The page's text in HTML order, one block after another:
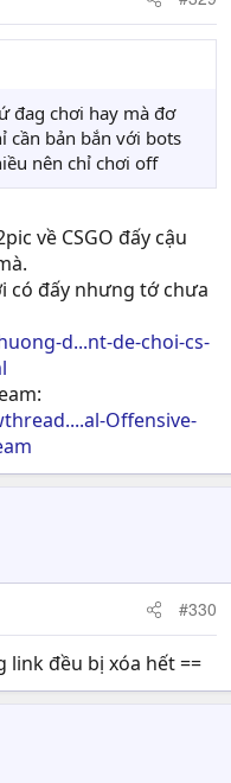
đag chơi hay mà đơ
cần bản bắn với bots
nên chỉ chơi off
về CSGO đấy cậu
có đấy nhưng tớ chưa
d...nt-de-choi-cs-
Offensive-
#330
đều bị xóa hết ==